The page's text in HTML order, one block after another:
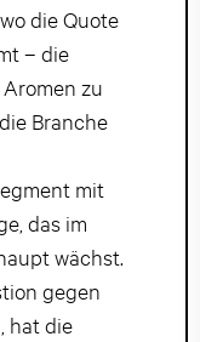
die Quote
– die
zu
Branche
mit
das im
wächst.
gegen
hat die